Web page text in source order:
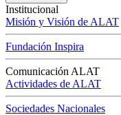
Institucional
Misión y Visión de ALAT
Fundación Inspira
Comunicación ALAT
Actividades de ALAT
Sociedades Nacionales